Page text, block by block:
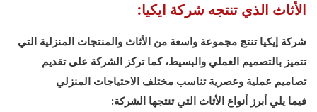
الأثاث الذي تنتجه شركة ايكيا:
شركة إيكيا تنتج مجموعة واسعة من الأثاث والمنتجات المنزلية التي
تتميز بالتصميم العملي والبسيط، كما تركز الشركة على تقديم
تصاميم عملية وعصرية تناسب مختلف الاحتياجات المنزلي
فيما يلي أبرز أنواع الأثاث التي تنتجها الشركة: